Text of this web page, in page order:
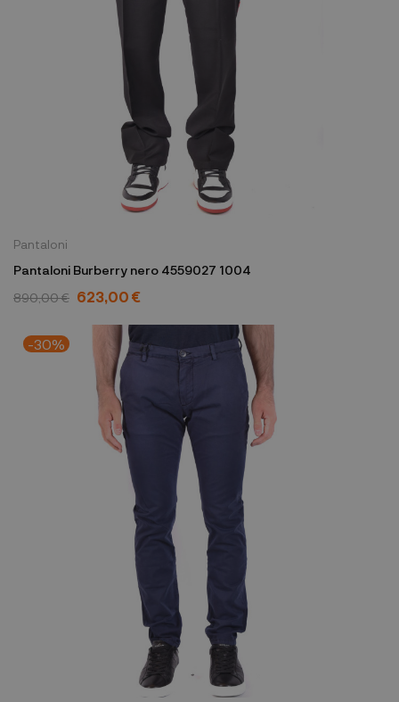
Pantaloni
Pantaloni Burberry nero 4559027 1004
890,00 € 623,00 €
-30%